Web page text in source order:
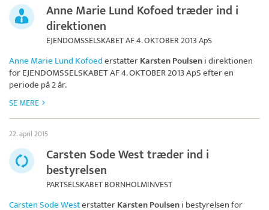
Anne Marie Lund Kofoed træder ind i
direktionen
EJENDOMSSELSKABET AF 4. OKTOBER 2013 ApS
Anne Marie Lund KofoederstatterKarsten Poulseni direktionen
forEJENDOMSSELSKABET AF 4. OKTOBER 2013 ApSefter en
periode på 2 år.
SE MERE
22. april 2015
Carsten Sode West træder ind i
bestyrelsen
PARTSELSKABET BORNHOLMINVEST
Carsten Sode WesterstatterKarsten Poulseni bestyrelsen for